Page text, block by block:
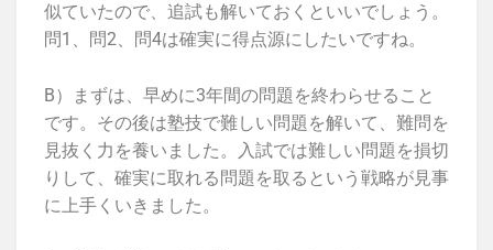
似ていたので、追試も解いておくといいでしょう。
問1、問2、問4は確実に得点源にしたいですね。
B）まずは、早めに3年間の問題を終わらせること
です。その後は塾技で難しい問題を解いて、難問を
見抜く力を養いました。入試では難しい問題を損切
りして、確実に取れる問題を取るという戦略が見事
に上手くいきました。